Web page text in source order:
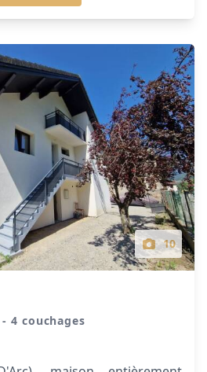
10
- 4 couchages